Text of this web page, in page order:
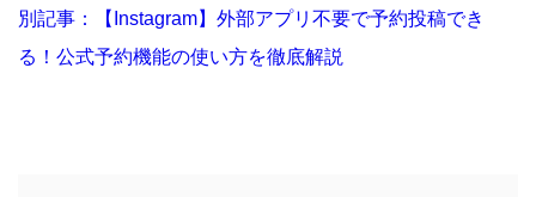
別記事：【Instagram】外部アプリ不要で予約投稿でき
る！公式予約機能の使い方を徹底解説